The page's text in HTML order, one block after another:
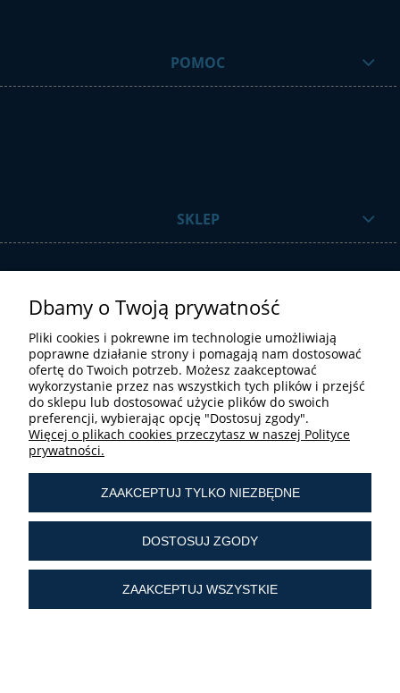
POMOC
SKLEP
STREFA UŻYTKOWNIKA
tel.:+ 48 603 190 513
tel.:+ 48 41 361 25 21
e-mail:sklep@liturgiczny.pl
Dbamy o Twoją prywatność
Pliki cookies i pokrewne im technologie umożliwiają
poprawne działanie strony i pomagają nam dostosować
ofertę do Twoich potrzeb. Możesz zaakceptować
wykorzystanie przez nas wszystkich tych plików i przejść
do sklepu lub dostosować użycie plików do swoich
preferencji, wybierając opcję "Dostosuj zgody".
Więcej o plikach cookies przeczytasz w naszej Polityce
prywatności.
ZAAKCEPTUJ TYLKO NIEZBĘDNE
DOSTOSUJ ZGODY
ZAAKCEPTUJ WSZYSTKIE